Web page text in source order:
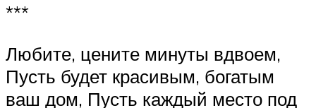
***
Любите, цените минуты вдвоем,
Пусть будет красивым, богатым
ваш дом, Пусть каждый место под